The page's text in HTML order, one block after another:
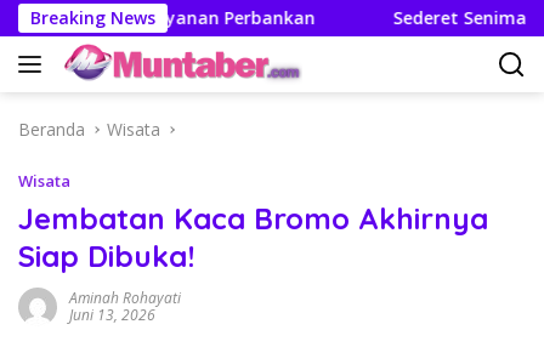
Langsung
ke
konten
Breaking News
Layanan Perbankan Sederet Seniman
Beranda Wisata
Wisata
Jembatan Kaca Bromo Akhirnya
Siap Dibuka!
Aminah Rohayati
Juni 13, 2026